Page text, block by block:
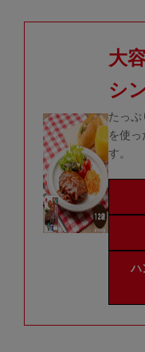
大
シ
たっぷ
を使
す。
ハ